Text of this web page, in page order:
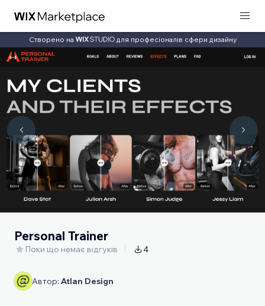
Створено на для професіоналів сфери дизайну
Personal Trainer
Поки що немає відгуків 4
Автор: Atlan Design